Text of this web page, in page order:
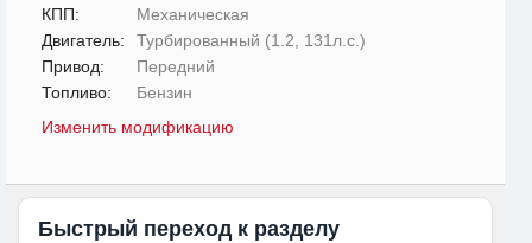
КПП:
Механическая
Двигатель:
Турбированный (1.2, 131л.с.)
Привод:
Передний
Топливо:
Бензин
Изменить модификацию
Быстрый переход к разделу